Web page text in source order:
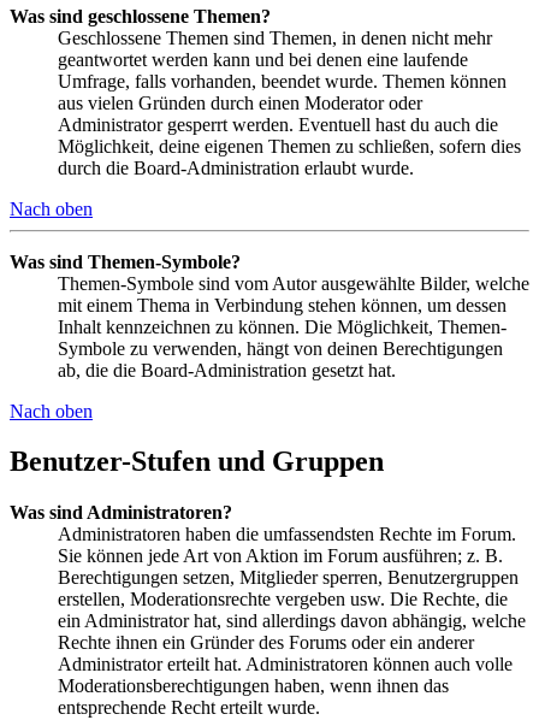
Was sind geschlossene Themen?
Geschlossene Themen sind Themen, in denen nicht mehr
geantwortet werden kann und bei denen eine laufende
Umfrage, falls vorhanden, beendet wurde. Themen können
aus vielen Gründen durch einen Moderator oder
Administrator gesperrt werden. Eventuell hast du auch die
Möglichkeit, deine eigenen Themen zu schließen, sofern dies
durch die Board-Administration erlaubt wurde.
Nach oben
Was sind Themen-Symbole?
Themen-Symbole sind vom Autor ausgewählte Bilder, welche
mit einem Thema in Verbindung stehen können, um dessen
Inhalt kennzeichnen zu können. Die Möglichkeit, Themen-
Symbole zu verwenden, hängt von deinen Berechtigungen
ab, die die Board-Administration gesetzt hat.
Nach oben
Benutzer-Stufen und Gruppen
Was sind Administratoren?
Administratoren haben die umfassendsten Rechte im Forum.
Sie können jede Art von Aktion im Forum ausführen; z. B.
Berechtigungen setzen, Mitglieder sperren, Benutzergruppen
erstellen, Moderationsrechte vergeben usw. Die Rechte, die
ein Administrator hat, sind allerdings davon abhängig, welche
Rechte ihnen ein Gründer des Forums oder ein anderer
Administrator erteilt hat. Administratoren können auch volle
Moderationsberechtigungen haben, wenn ihnen das
entsprechende Recht erteilt wurde.